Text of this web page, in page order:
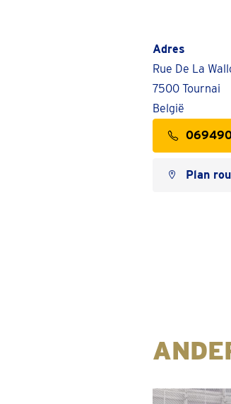
Adres
Rue De La
7500 Tournai
België
Plan